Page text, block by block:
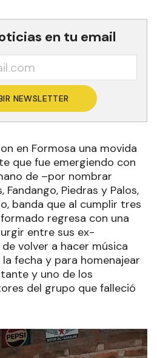
en tu email
NEWSLETTER
en Formosa una movida
que fue emergiendo con
de –por nombrar
Fandango, Piedras y Palos,
banda que al cumplir tres
regresa con una
entre sus ex-
volver a hacer música
fecha y para homenajear
y uno de los
del grupo que falleció